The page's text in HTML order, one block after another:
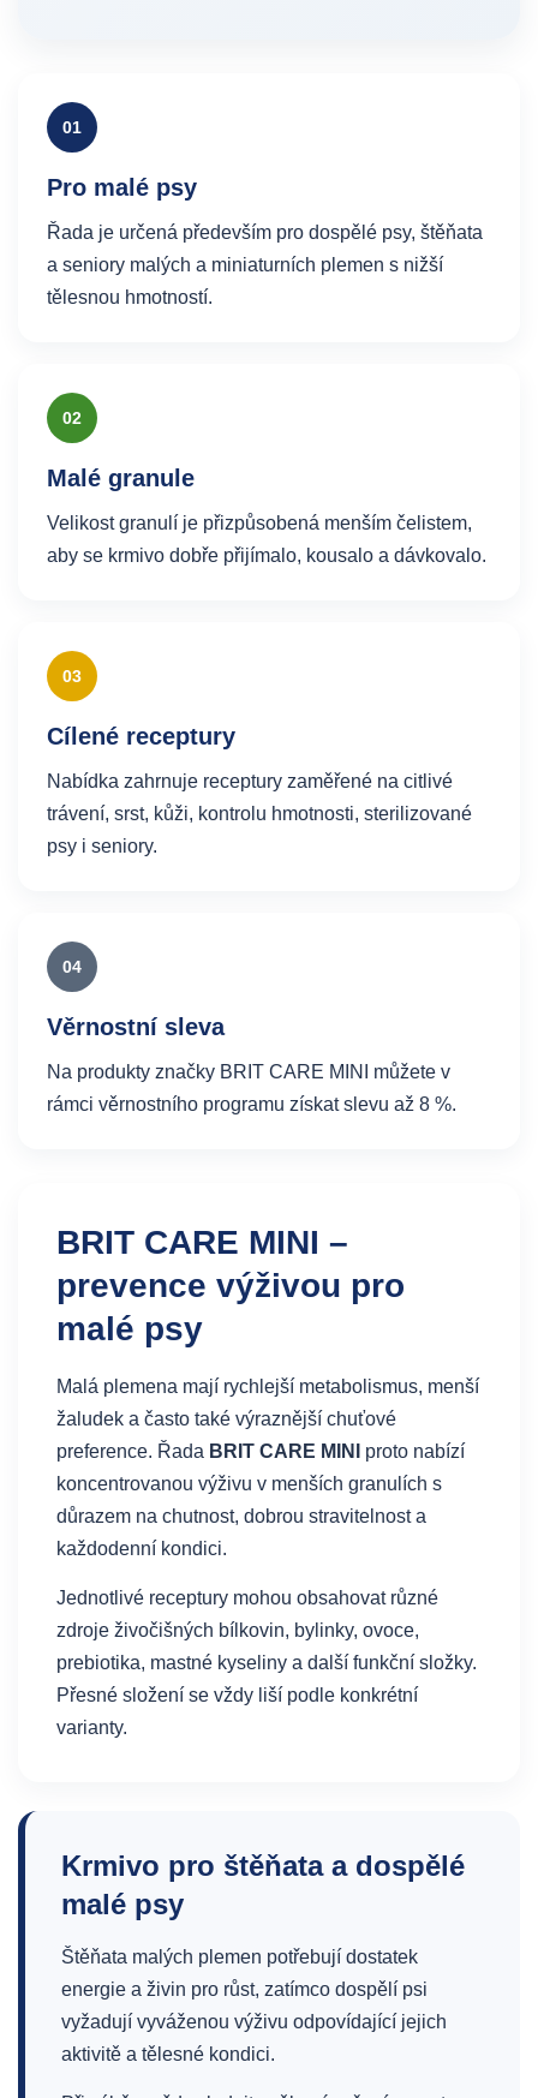
01
Pro malé psy
Řada je určená především pro dospělé psy, štěňata
a seniory malých a miniaturních plemen s nižší
tělesnou hmotností.
02
Malé granule
Velikost granulí je přizpůsobená menším čelistem,
aby se krmivo dobře přijímalo, kousalo a dávkovalo.
03
Cílené receptury
Nabídka zahrnuje receptury zaměřené na citlivé
trávení, srst, kůži, kontrolu hmotnosti, sterilizované
psy i seniory.
04
Věrnostní sleva
Na produkty značky BRIT CARE MINI můžete v
rámci věrnostního programu získat slevu až 8 %.
BRIT CARE MINI –
prevence výživou pro
malé psy
Malá plemena mají rychlejší metabolismus, menší
žaludek a často také výraznější chuťové
preference. Řada BRIT CARE MINI
proto nabízí
koncentrovanou výživu v menších granulích s
důrazem na chutnost, dobrou stravitelnost a
každodenní kondici.
Jednotlivé receptury mohou obsahovat různé
zdroje živočišných bílkovin, bylinky, ovoce,
prebiotika, mastné kyseliny a další funkční složky.
Přesné složení se vždy liší podle konkrétní
varianty.
Krmivo pro štěňata a dospělé
malé psy
Štěňata malých plemen potřebují dostatek
energie a živin pro růst, zatímco dospělí psi
vyžadují vyváženou výživu odpovídající jejich
aktivitě a tělesné kondici.